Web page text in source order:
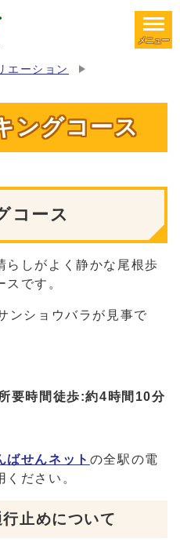
メニュー
エーション
ングコース
コース
らしがよく静かな尾根歩
です。
ンショウバラが見事で
要時間徒歩:約4時間10分
ばせんネット の全駅の電
ださい。
止めについて